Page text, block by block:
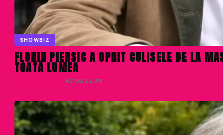
SHOWBIZ
FLORIN PIERSIC A OPRIT CULISELE DE LA
TOATĂ LUMEA
· ACUM 2 LUNI